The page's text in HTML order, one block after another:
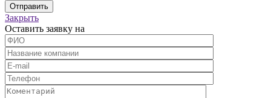
Закрыть
Оставить заявку на